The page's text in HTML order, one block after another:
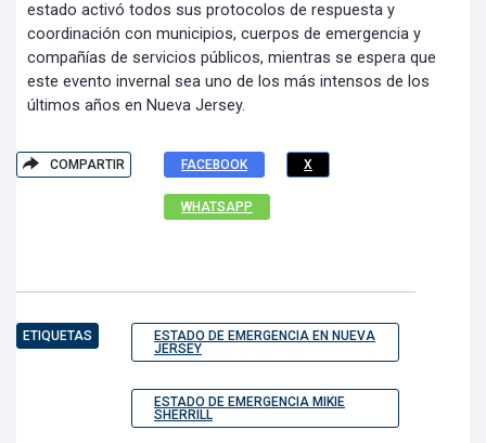
estado activó todos sus protocolos de respuesta y
coordinación con municipios, cuerpos de emergencia y
compañías de servicios públicos, mientras se espera que
este evento invernal sea uno de los más intensos de los
últimos años en Nueva Jersey.
COMPARTIR FACEBOOK X
WHATSAPP
ETIQUETAS
ESTADO DE EMERGENCIA EN NUEVA
JERSEY
ESTADO DE EMERGENCIA MIKIE
SHERRILL